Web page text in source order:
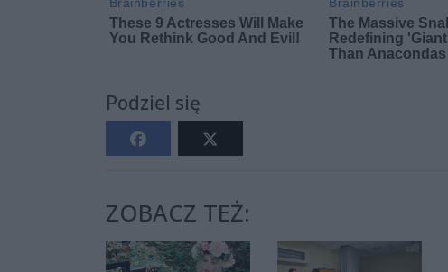
Podziel się
ZOBACZ TEŻ: